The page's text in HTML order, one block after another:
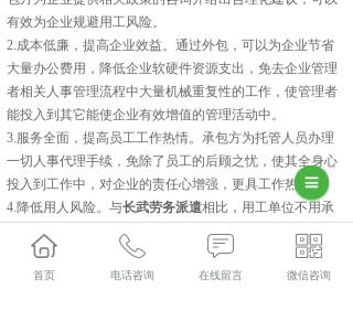
有效为企业规避用工风险。
2.成本低廉，提高企业效益。通过外包，可以为企业节省
大量办公费用，降低企业软硬件资源支出，免去企业管理
者相关人事管理流程中大量机械重复性的工作，使管理者
能投入到其它能使企业有效增值的管理活动中。
3.服务全面，提高员工工作热情。承包方为托管人员办理
一切人事代理手续，免除了员工的后顾之忧，使其全身心
投入到工作中，对企业的责任心增强，更具工作热情。
4.降低用人风险。与长武劳务派遣相比，用工单位不用承
担连带责任。
以上就是咸阳劳务外包给大家科普的劳务外包的好处，咸
阳劳务外包感谢大家的阅读。
首页 电话咨询 在线留言 微信咨询